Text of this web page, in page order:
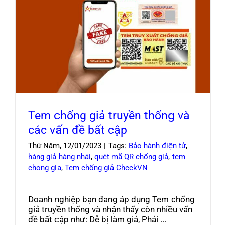
Tem chống giả truyền thống và các vấn đề
bất cập
Tem chống giả truyền thống và
các vấn đề bất cập
Thứ Năm, 12/01/2023 | Tags: Bảo hành điện tử,
hàng giả hàng nhái, quét mã QR chống giả, tem
chong gia, Tem chống giả CheckVN
Doanh nghiệp bạn đang áp dụng Tem chống
giả truyền thống và nhận thấy còn nhiều vấn
đề bất cập như: Dễ bị làm giả, Phải ...